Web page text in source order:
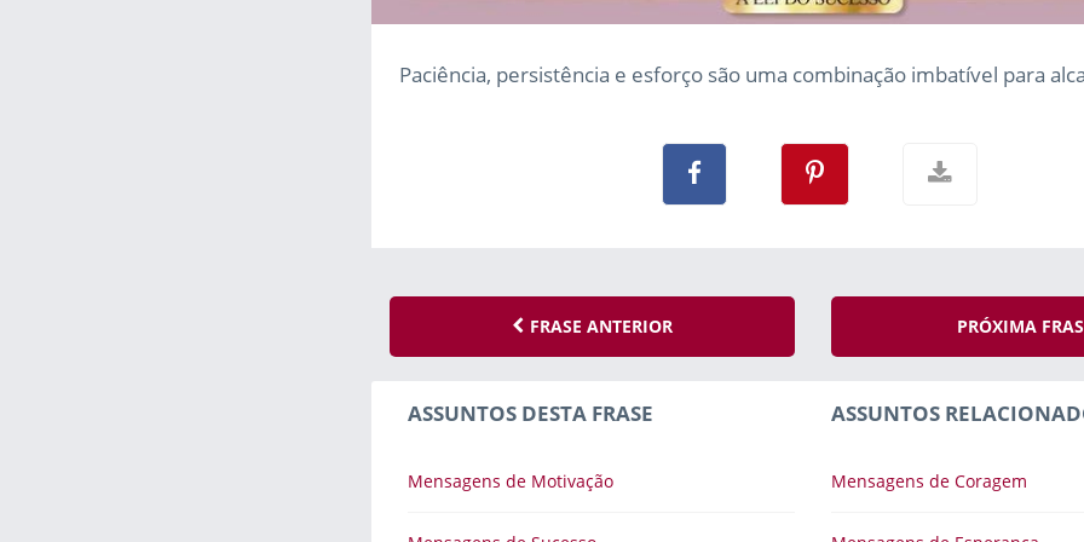
Paciência, persistência e esforço são uma combinação imbatível para
FRASE ANTERIOR PRÓXIMA
ASSUNTOS DESTA FRASE
Mensagens de Motivação
ASSUNTOS
Mensagens de Coragem